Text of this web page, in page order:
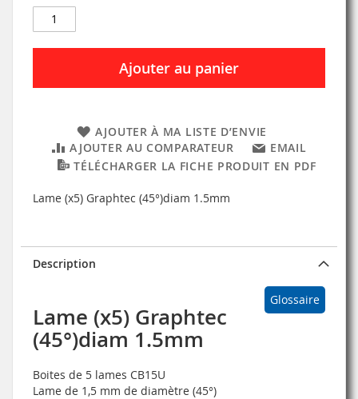
Ajouter au panier
AJOUTER À MA LISTE D’ENVIE
AJOUTER AU COMPARATEUR
EMAIL
TÉLÉCHARGER LA FICHE PRODUIT EN PDF
Lame (x5) Graphtec (45°)diam 1.5mm
Description
Glossaire
Lame (x5) Graphtec
(45°)diam 1.5mm
Boites de 5 lames CB15U
Lame de 1,5 mm de diamètre (45°)